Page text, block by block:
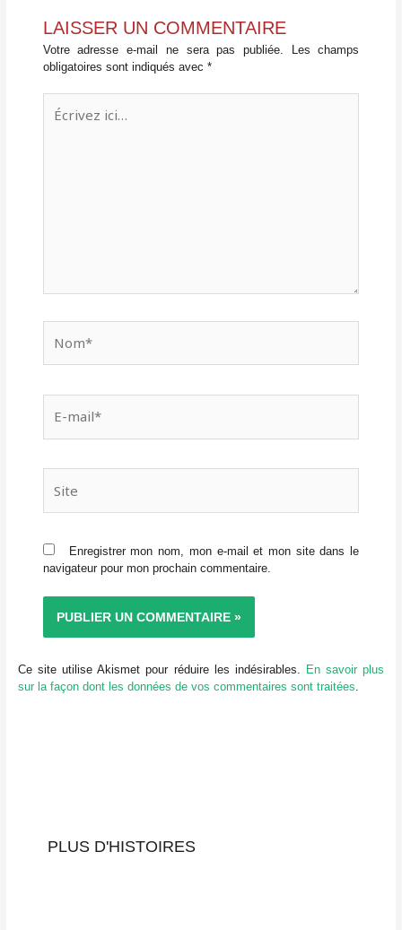
LAISSER UN COMMENTAIRE
Votre adresse e-mail ne sera pas publiée.
Les champs
obligatoires sont indiqués avec *
ici…
mail*
Enregistrer mon nom, mon e-mail et mon site dans le
navigateur pour mon prochain commentaire.
Ce site utilise Akismet pour réduire les indésirables. En savoir plus
sur la façon dont les données de vos commentaires sont traitées.
PLUS D'HISTOIRES